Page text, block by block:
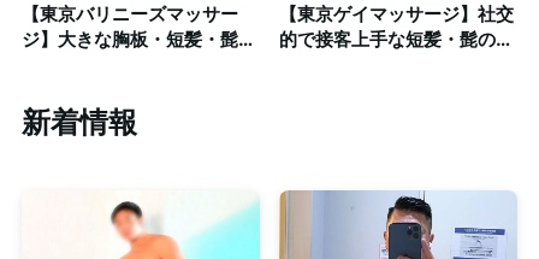
【東京バリニーズマッサー
ジ】大きな胸板・短髪・髭の
【東京ゲイマッサージ】社交
的で接客上手な短髪・髭の男
新着情報